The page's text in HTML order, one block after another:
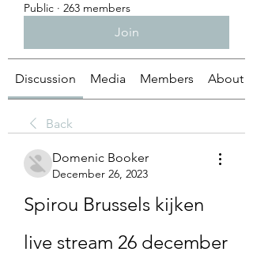
Public · 263 members
Join
Discussion Media Members About
Back
Domenic Booker
December 26, 2023
Spirou Brussels kijken
live stream 26 december